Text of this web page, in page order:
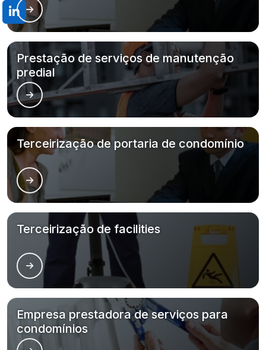
Prestação de serviços de manutenção
predial
Terceirização de portaria de condomínio
Terceirização de facilities
Empresa prestadora de serviços para
condomínios